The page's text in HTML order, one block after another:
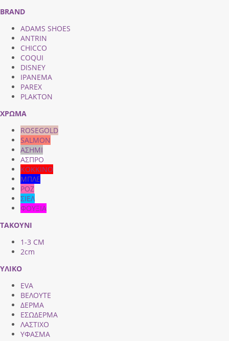
BRAND
ADAMS SHOES
ANTRIN
CHICCO
COQUI
DISNEY
IPANEMA
PAREX
PLAKTON
ΧΡΩΜΑ
ROSEGOLD
SALMON
ΑΣΗΜΙ
ΑΣΠΡΟ
ΚΟΚΚΙΝΟ
ΜΠΛΕ
ΡΟΖ
ΣΙΕΛ
ΦΟΥΞΙΑ
ΤΑΚΟΥΝΙ
1-3 CM
2cm
ΥΛΙΚΟ
EVA
ΒΕΛΟΥΤΕ
ΔΕΡΜΑ
ΕΣΩΔΕΡΜΑ
ΛΑΣΤΙΧΟ
ΥΦΑΣΜΑ